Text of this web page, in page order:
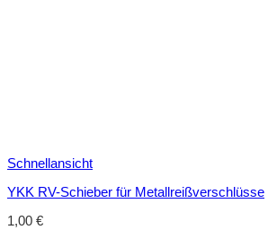
Schnellansicht
YKK RV-Schieber für Metallreißverschlüsse
1,00 €